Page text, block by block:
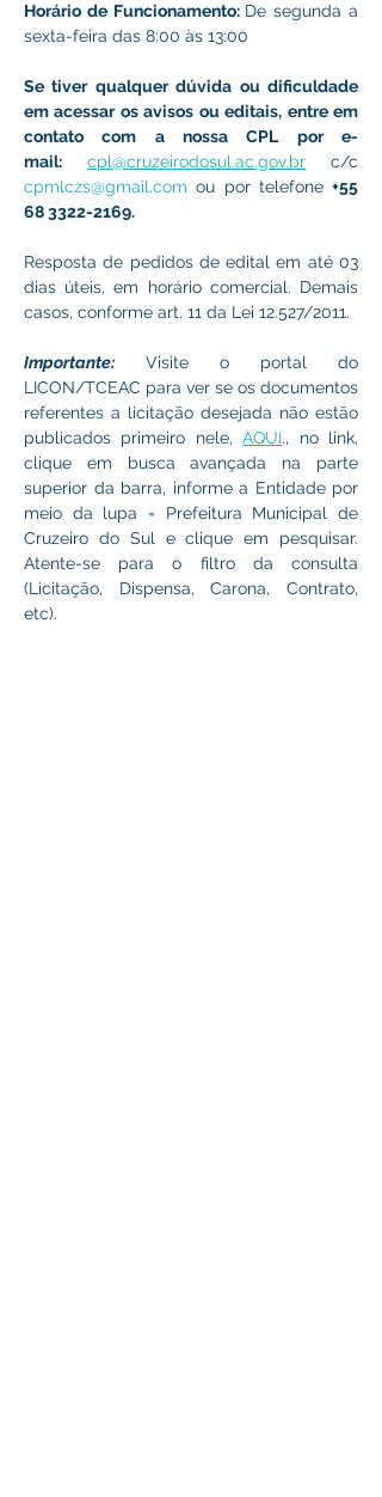
Horário de Funcionamento: De segunda a
sexta-feira das 8:00 às 13:00
Se tiver qualquer dúvida ou dificuldade
em acessar os avisos ou editais, entre em
contato com a nossa CPL por e-
mail:
cpl@cruzeirodosul.ac.gov.br
cpmlczs@gmail.com ou por telefone +55
68 3322-2169.
Resposta de pedidos de edital em até 03
dias úteis, em horário comercial. Demais
casos, conforme art. 11 da Lei 12.527/2011.
Importante: Visite o portal do
LICON/TCEAC para ver se os documentos
referentes a licitação desejada não estão
publicados primeiro nele, AQUI., no link,
clique em busca avançada na parte
superior da barra, informe a Entidade por
meio da lupa = Prefeitura Municipal de
Cruzeiro do Sul e clique em pesquisar.
Atente-se para o filtro da consulta
(Licitação, Dispensa, Carona, Contrato,
etc).